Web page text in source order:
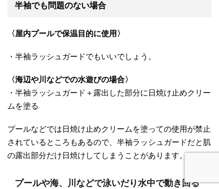
半袖でも問題のない場合
〈屋内プールで保温目的に使用〉
・半袖ラッシュガードでもいいでしょう。
〈海辺や川などでの水遊びの場合〉
・半袖ラッシュガード＋露出した部分に日焼け止めクリー
ムを塗る
プールなどでは日焼け止めクリームを塗っての使用が禁止
されているところもあるので、半袖ラッシュガードだと肌
の露出部分だけ日焼けしてしまうことがあります。
プールや海、川などで泳いだり水中で動き回る